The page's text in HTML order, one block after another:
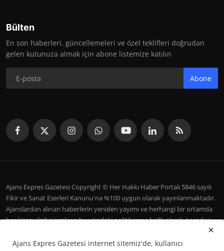
Bülten
En son haberleri, güncellemeleri ve özel teklifleri doğrudan
gelen kutunuza almak için abone listemize katılın
Abone
Ajans Expres Gazetesi Copyright © Her Hakkı Haber Portalı 5846 sayılı
Fikir ve Sanat Eserleri Kanunu'na %100 uygun olarak yayınlanmaktadır.
Ajanslardan alınan haberlerin yeniden yayımı ve herhangi bir ortamda
basılması, ilgili ajansların bu yöndeki politikasına bağlı olarak önceden
Ajans Expres Gazetesi internet sitemiz'de, kullanıcı